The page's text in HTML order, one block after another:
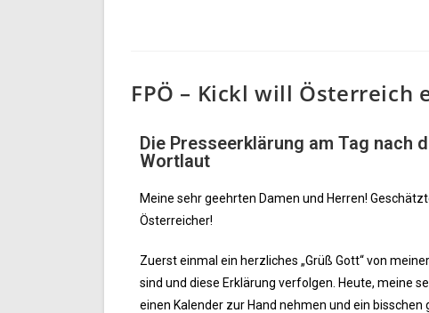
FPÖ – Kickl will Österreich
Die Presseerklärung am Tag nach
Wortlaut
Meine sehr geehrten Damen und Herren!
Österreicher!
Zuerst einmal ein herzliches „Grüß Gott“ von
sind und diese Erklärung verfolgen. Heute, meine
einen Kalender zur Hand nehmen und ein